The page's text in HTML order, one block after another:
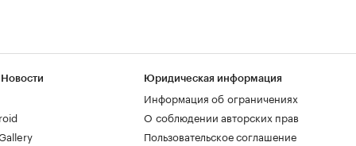
Юридическая информация
Информация об ограничениях
О соблюдении авторских прав
Пользовательское соглашение